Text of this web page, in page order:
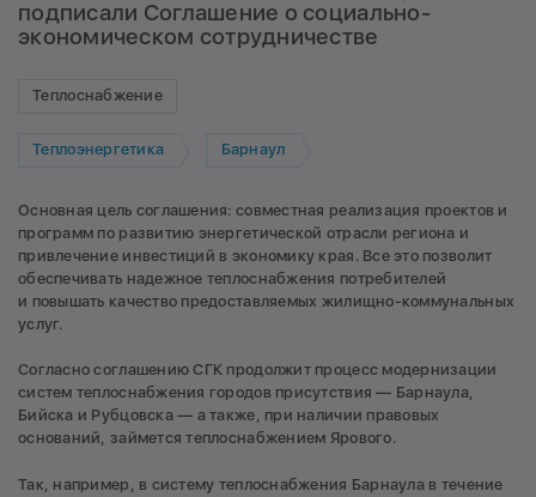
подписали Соглашение о социально-
экономическом сотрудничестве
Теплоснабжение
Теплоэнергетика Барнаул
Основная цель соглашения: совместная реализация проектов и
программ по развитию энергетической отрасли региона и
привлечение инвестиций в экономику края. Все это позволит
обеспечивать надежное теплоснабжения потребителей
и повышать качество предоставляемых жилищно-коммунальных
услуг.
Согласно соглашению СГК продолжит процесс модернизации
систем теплоснабжения городов присутствия — Барнаула,
Бийска и Рубцовска — а также, при наличии правовых
оснований, займется теплоснабжением Ярового.
Так, например, в систему теплоснабжения Барнаула в течение